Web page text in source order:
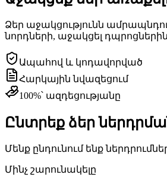
Ձեր ա­ջակ­ցութ­յունն
նորդ­նե­րի, ա­ջակ­ցել
Ա­պա­հով և կո­դա­վոր­ված
Հար­կա­յին նվա­զե­ցում
100%՝ ազ­դե­ցութ­յա­նը
Ընտ­րեք ձեր
Մենք ըն­դու­նում ենք
Մինչ շա­րու­նա­կե­լը